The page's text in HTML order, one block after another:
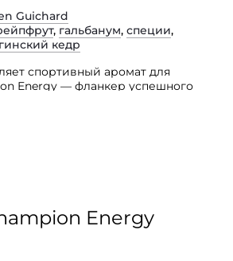
Guichard
, гальбанум, специи,
кедр
спортивный аромат для
Energy — фланкер успешного
Energy